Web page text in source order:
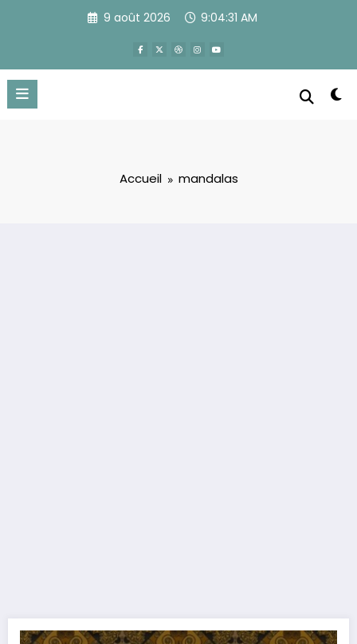
9 août 2026 9:04:31 AM
Accueil mandalas